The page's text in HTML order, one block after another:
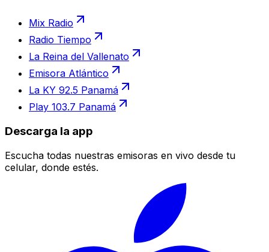
Mix Radio
Radio Tiempo
La Reina del Vallenato
Emisora Atlántico
La KY 92.5 Panamá
Play 103.7 Panamá
Descarga la app
Escucha todas nuestras emisoras en vivo desde tu
celular, donde estés.